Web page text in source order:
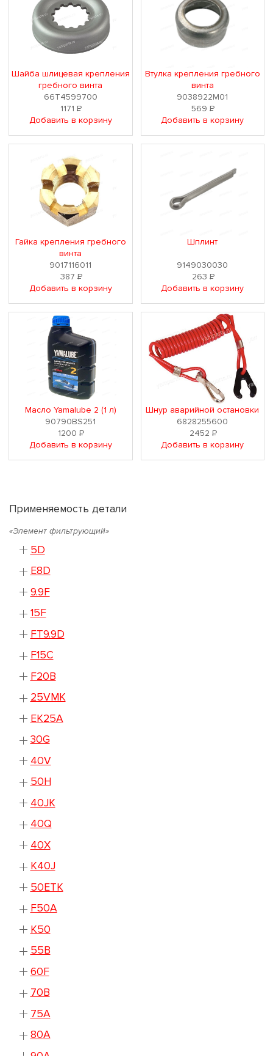
Шайба шлицевая крепления
гребного винта
66T4599700
1171Р
Добавить в корзину
Втулка крепления гребного
винта
9038922M01
569Р
Добавить в корзину
Гайка крепления гребного
винта
9017116011
387 Р
Добавить в корзину
Шплинт
9149030030
263 Р
Добавить в корзину
Масло Yamalube 2 (1 л)
90790BS251
1200Р
Добавить в корзину
Шнур аварийной остановки
6828255600
2452 Р
Добавить в корзину
Применяемость детали
«Элемент фильтрующий»
5D
E8D
9.9F
15F
FT9.9D
F15C
F20B
25VMK
EK25A
30G
40V
50H
40JK
40Q
40X
K40J
50ETK
F50A
K50
55B
60F
70B
75A
80A
90A